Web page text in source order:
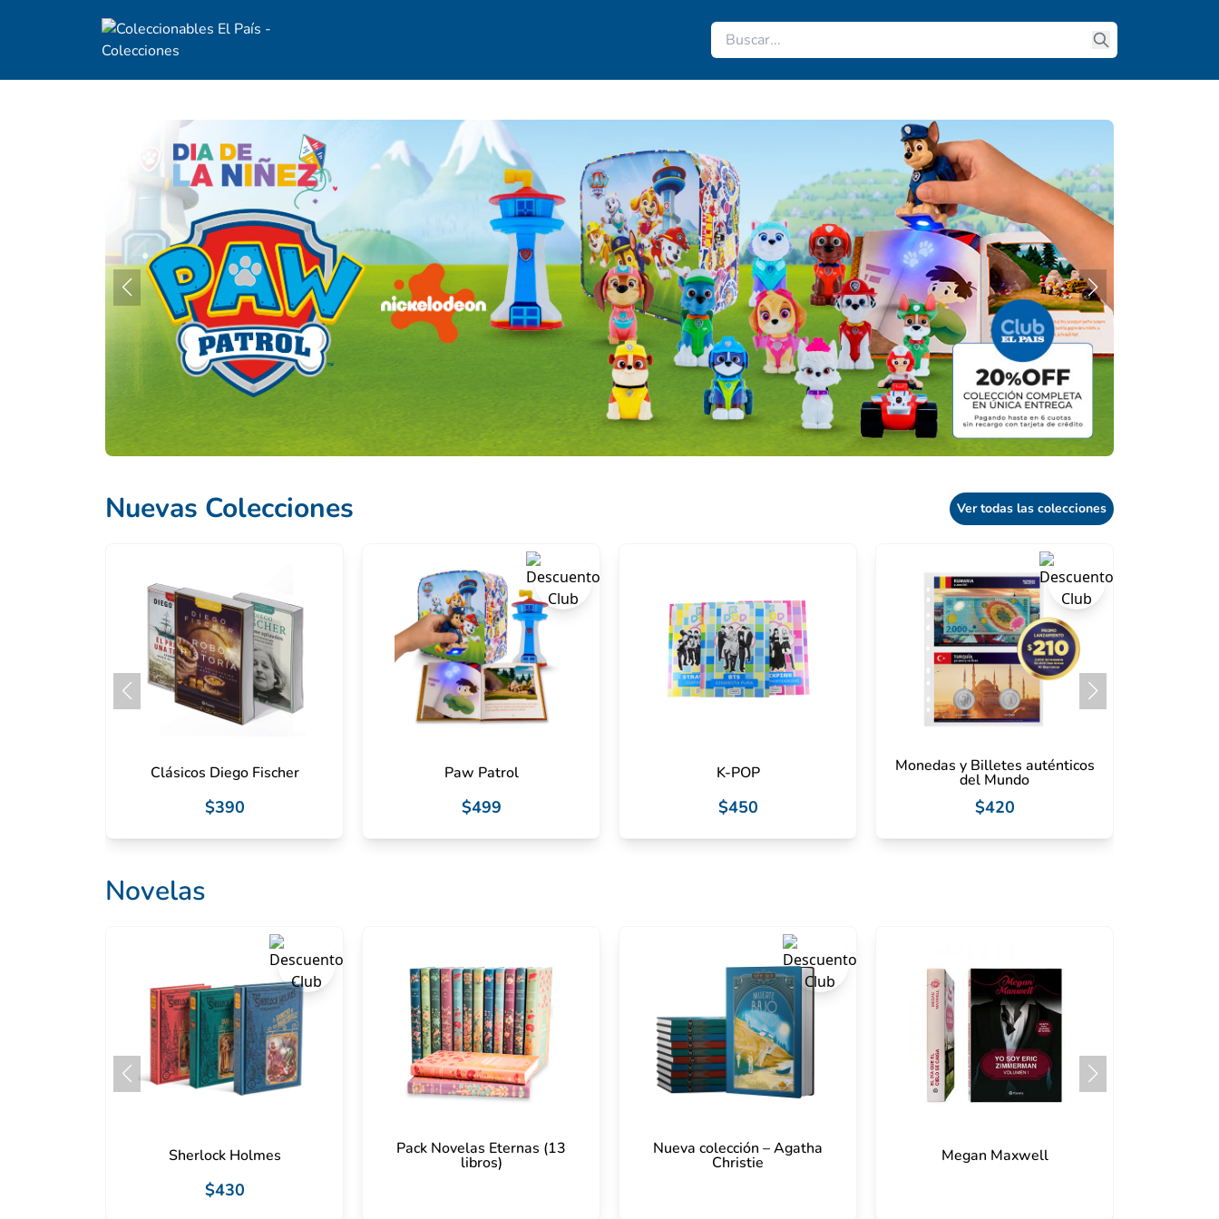
Nuevas Colecciones Ver todas las colecciones
Clásicos Diego Fischer
$390
Paw Patrol
$499
K-POP
$450
Monedas y Billetes auténticos
del Mundo
$420
Novelas
Sherlock Holmes
$430
Pack Novelas Eternas (13
libros)
Nueva colección – Agatha
Christie Megan Maxwell